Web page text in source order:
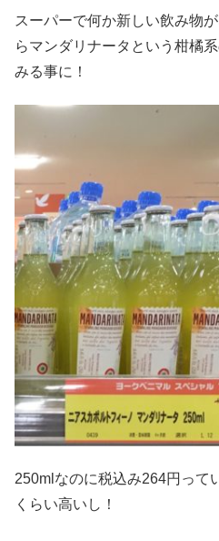
スーパーで何か新しい飲み物
らマンダリナータという柑橘
みる事に！
250mlなのに税込み264円って
くらい高いし！